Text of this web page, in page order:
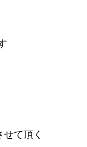
て頂く